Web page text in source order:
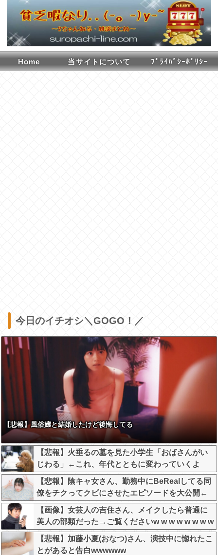
Home 当サイトについて ﾌﾟﾗｲﾊﾞｼｰﾎﾟﾘｼｰ
今日のイチオシ＼GOGO！／
【悲報】風俗嬢と結婚したけど後悔してる
【悲報】火垂るの墓を見た小学生「おばさんがい
じわる」←これ、年代とともに変わっていくよ
な…
【悲報】陰キャ女さん、勤務中にBeRealしてる同
僚をチクってクビにさせたエピソードを大公開←
これガチだと思う？？？？？
【画像】女芸人の吉住さん、メイクしたら普通に
美人の部類だった→ご覧くださいw w w w w w w w
【悲報】加藤小夏(おなつ)さん、演技中に惚れたこ
とがあると告白wwwwww